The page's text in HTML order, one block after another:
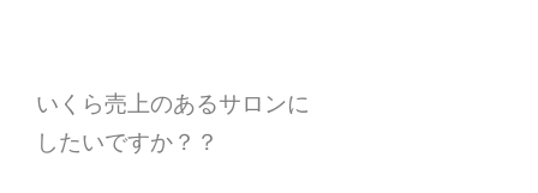
いくら売上のあるサロンに
したいですか？？